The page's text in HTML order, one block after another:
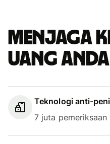
Menjaga
uang Anda
Teknologi anti-
7 juta